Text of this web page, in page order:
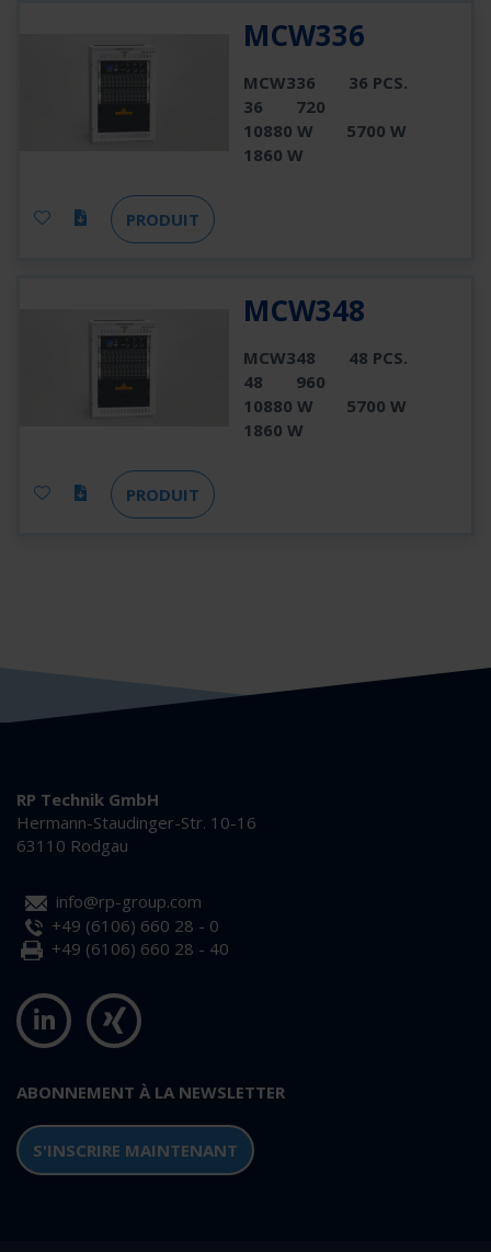
MCW336
MCW336
36 PCS.
36
720
10880 W
5700 W
1860 W
PRODUIT
MCW348
MCW348
48 PCS.
48
960
10880 W
5700 W
1860 W
PRODUIT
RP Technik GmbH
Hermann-Staudinger-Str. 10-16
63110 Rodgau
info@rp-group.com
+49 (6106) 660 28 - 0
+49 (6106) 660 28 - 40
ABONNEMENT À LA NEWSLETTER
S'INSCRIRE MAINTENANT